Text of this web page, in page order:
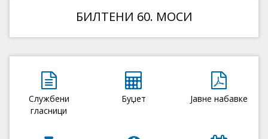
БИЛТЕНИ 60. МОСИ
Службени
гласници
Буџет Јавне набавке